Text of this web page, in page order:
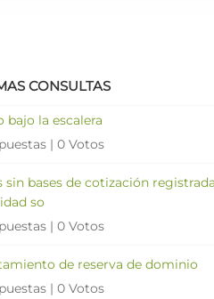
CONSULTAS
bajo la escalera
| 0 Votos
sin bases de cotización
so
| 0 Votos
de reserva de dominio
| 0 Votos